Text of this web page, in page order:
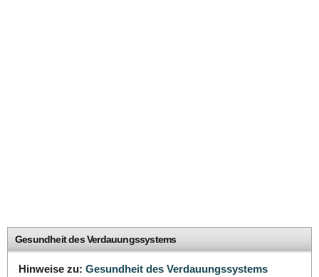
Gesundheit des Verdauungssystems
Hinweise zu: Gesundheit des Verdauungssystems